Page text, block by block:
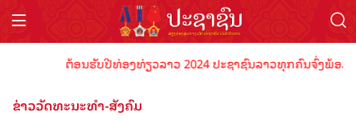
ຕ້ອນຮັບປີທ່ອງທ່ຽວລາວ 2024 ປະຊາຊົນລາວທຸກຄົນຈົ່ງພ້ອມ
ຂ່າວວັດທະນະທຳ-ສັງຄົມ